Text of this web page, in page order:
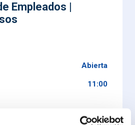
Empleados |
Abierta
11:00